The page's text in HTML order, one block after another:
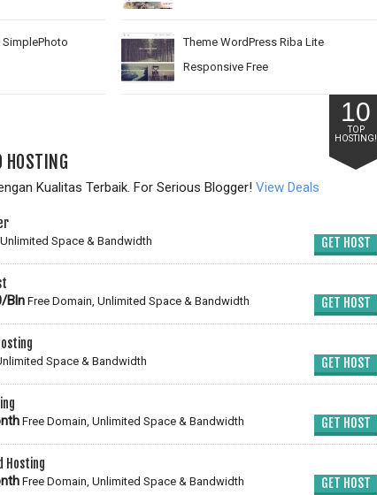
SimplePhoto
Theme WordPress Riba Lite
Responsive Free
10
TOP
HOSTING!
HOSTING
Kualitas Terbaik. For Serious Blogger!View Deals
Space & Bandwidth GET HOST
Bln Free Domain, Unlimited Space & Bandwidth GET HOST
Space & Bandwidth GET HOST
Free Domain, Unlimited Space & Bandwidth GET HOST
Hosting
Free Domain, Unlimited Space & Bandwidth GET HOST